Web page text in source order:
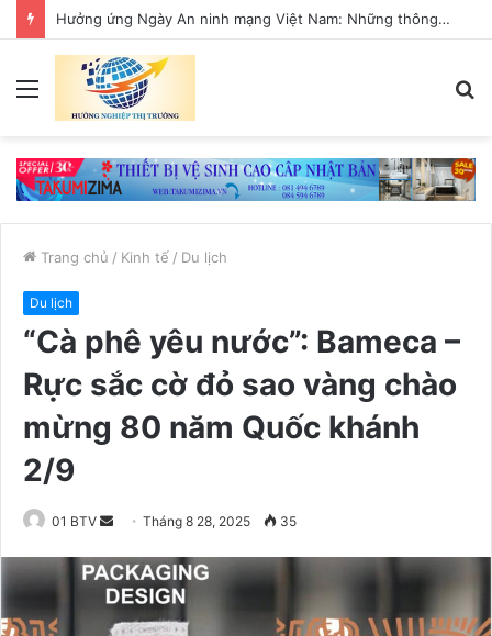
Bảo đảm ngày khai giảng thực sự là ngày hội của học sinh và giáo viên
Trang chủ / Kinh tế / Du lịch
Du lịch
“Cà phê yêu nước”: Bameca –
Rực sắc cờ đỏ sao vàng chào
mừng 80 năm Quốc khánh
2/9
01 BTV
n
d
a
Tháng 8 28, 2025 35